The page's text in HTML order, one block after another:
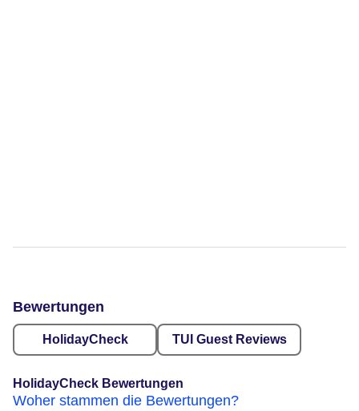
Bewertungen
HolidayCheck TUI Guest Reviews
HolidayCheck Bewertungen
Woher stammen die Bewertungen?